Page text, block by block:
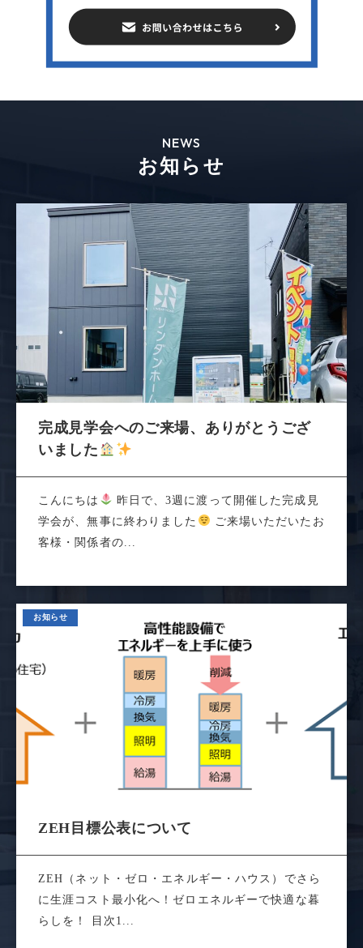
NEWS
お知らせ
完成見学会へのご来場、ありがとうござ
いました
こんにちは
昨日で、3週に渡って開催した完成見
学会が、無事に終わりました
ご来場いただいたお
客様・関係者の...
お知らせ
ZEH目標公表について
ZEH（ネット・ゼロ・エネルギー・ハウス）でさら
に生涯コスト最小化へ！ゼロエネルギーで快適な暮
らしを！ 目次1...